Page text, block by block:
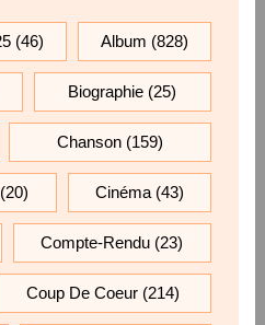
(46) Album (828)
Biographie (25)
Chanson (159)
(20) Cinéma(43)
Compte-Rendu (23)
Coup De Coeur(214)